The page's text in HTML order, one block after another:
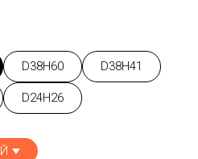
D38H60 D38H41
D24H26